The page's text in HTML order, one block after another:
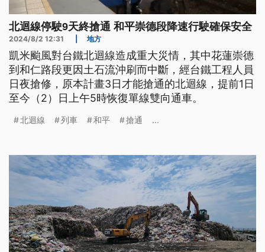
北迴線停駛9天終搶通 和平崇德段降速行駛確保安全
2024/8/2 12:31 地方
凱米颱風對台鐵北迴線造成重大災情，其中花蓮崇德
到和仁路段更因土石流沖刷而中斷，經台鐵工程人員
日夜搶修，原本計畫3日才能搶通的北迴線，提前1日
至今（2）日上午5時恢復單線雙向通車。
北迴線 列車 和平 搶通 ...